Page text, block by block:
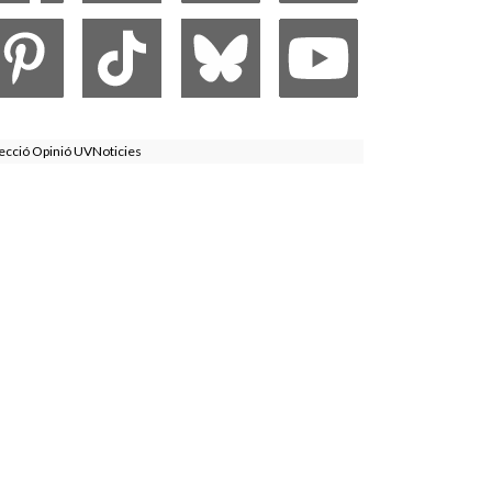
Opinió UVNoticies